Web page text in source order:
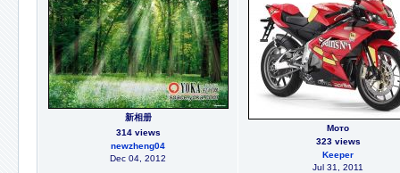
新相册
314 views
newzheng04
Dec 04, 2012
Мото
323 views
Keeper
Jul 31, 2011